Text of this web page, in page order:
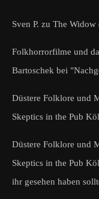
Sven P. zu The Widow
Folkhorrorfilme und
Bartoschek bei
Düstere Folklore und
Skeptics in the Pub
Düstere Folklore und
Skeptics in the Pub
ihr gesehen haben